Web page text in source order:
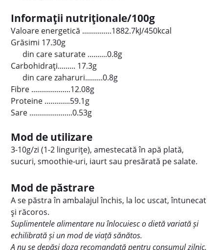
Informații nutriționale/100g
Valoare energetică ...............1882.7kJ/450kcal
Grăsimi 17.30g
din care saturate ..........0.8g
Carbohidrați......... 17.3g
din care zaharuri.........0.8g
Fibre ....................12.08g
Proteine .............59.1g
Sare ......................0.53g
Mod de utilizare
3-10g/zi (1-2 lingurițe), amestecată în apă plată,
sucuri, smoothie-uri, iaurt sau presărată pe salate.
Mod de păstrare
A se păstra în ambalajul închis, la loc uscat, întunecat
şi răcoros.
Suplimentele alimentare nu înlocuiesc o dietă variată și
echilibrată și un mod de viață sănătos.
A nu se depăși doza recomandată pentru consumul zilnic.